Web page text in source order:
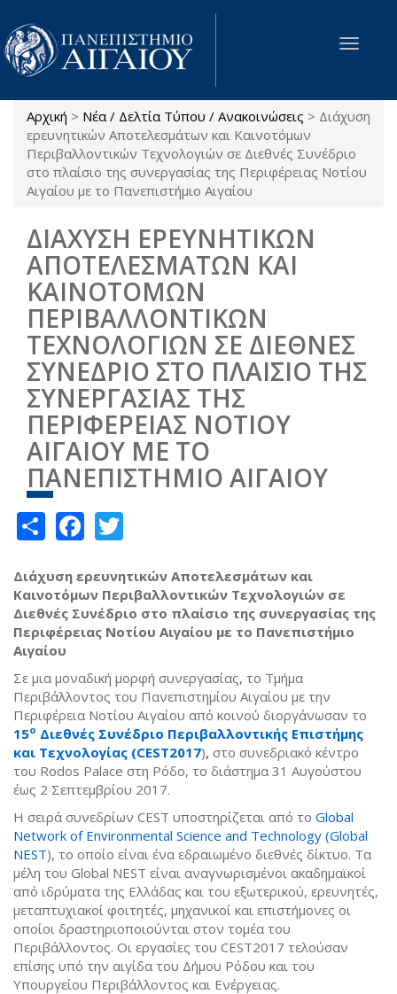
Παράκαμψη προς το κυρίως περιεχόμενο
Toggle
Είστε εδώ
Αρχική > Νέα / Δελτία Τύπου / Ανακοινώσεις > Διάχυση
ερευνητικών Αποτελεσμάτων και Καινοτόμων
Περιβαλλοντικών Τεχνολογιών σε Διεθνές Συνέδριο
στο πλαίσιο της συνεργασίας της Περιφέρειας Νοτίου
Αιγαίου με το Πανεπιστήμιο Αιγαίου
ΔΙΑΧΥΣΗ ΕΡΕΥΝΗΤΙΚΩΝ
ΑΠΟΤΕΛΕΣΜΑΤΩΝ ΚΑΙ
ΚΑΙΝΟΤΟΜΩΝ
ΠΕΡΙΒΑΛΛΟΝΤΙΚΩΝ
ΤΕΧΝΟΛΟΓΙΩΝ ΣΕ ΔΙΕΘΝΕΣ
ΣΥΝΕΔΡΙΟ ΣΤΟ ΠΛΑΙΣΙΟ ΤΗΣ
ΣΥΝΕΡΓΑΣΙΑΣ ΤΗΣ
ΠΕΡΙΦΕΡΕΙΑΣ ΝΟΤΙΟΥ
ΑΙΓΑΙΟΥ ΜΕ ΤΟ
ΠΑΝΕΠΙΣΤΗΜΙΟ ΑΙΓΑΙΟΥ
ShareFacebook
Διάχυση ερευνητικών Αποτελεσμάτων και
Καινοτόμων Περιβαλλοντικών Τεχνολογιών σε
Διεθνές Συνέδριο στο πλαίσιο της συνεργασίας της
Περιφέρειας Νοτίου Αιγαίου με το Πανεπιστήμιο
Αιγαίου
Σε μια μοναδική μορφή συνεργασίας, το Τμήμα
Περιβάλλοντος του Πανεπιστημίου Αιγαίου με την
Περιφέρεια Νοτίου Αιγαίου από κοινού διοργάνωσαν το
15ο Διεθνές Συνέδριο Περιβαλλοντικής Επιστήμης
και Τεχνολογίας (CEST2017), στο συνεδριακό κέντρο
του Rodos Palace στη Ρόδο, το διάστημα 31 Αυγούστου
έως 2 Σεπτεμβρίου 2017.
Η σειρά συνεδρίων CEST υποστηρίζεται από το Global
Network of Environmental Science and Technology (Global
NEST), το οποίο είναι ένα εδραιωμένο διεθνές δίκτυο. Τα
μέλη του Global NEST είναι αναγνωρισμένοι ακαδημαϊκοί
από ιδρύματα της Ελλάδας και του εξωτερικού, ερευνητές,
μεταπτυχιακοί φοιτητές, μηχανικοί και επιστήμονες οι
οποίοι δραστηριοποιούνται στον τομέα του
Περιβάλλοντος. Οι εργασίες του CEST2017 τελούσαν
επίσης υπό την αιγίδα του Δήμου Ρόδου και του
Υπουργείου Περιβάλλοντος και Ενέργειας.